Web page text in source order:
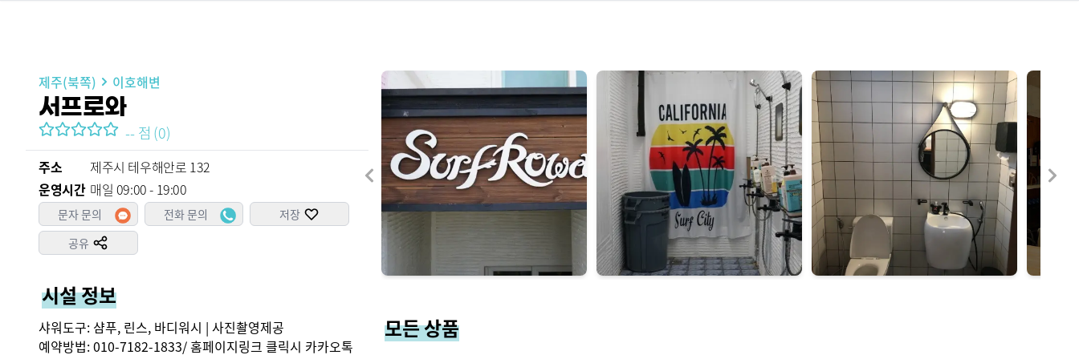
제주(북쪽) 이호해변
서프로와
--점 (0)
주소
제주시 테우해안로 132
운영시간 매일 09:00 - 19:00
문자 문의 전화 문의
저장
공유
시설 정보
샤워도구: 샴푸, 린스, 바디워시 | 사진촬영제공
예약방법: 010-7182-1833/ 홈페이지링크 클릭시 카카오톡
모든 상품